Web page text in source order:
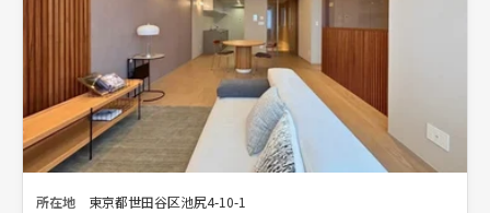
所在地
東京都世田谷区池尻4-10-1